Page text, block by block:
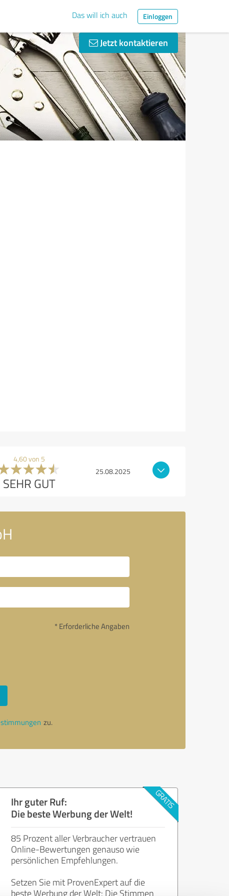
Das will ich auch Einloggen
Jetzt kontaktieren
4,60 von 5
SEHR GUT
25.08.2025
* Erforderliche Angaben
zu.
Ihr guter Ruf:
Die beste Werbung der Welt!
85 Prozent aller Verbraucher vertrauen
Online-Bewertungen genauso wie
persönlichen Empfehlungen.
Setzen Sie mit ProvenExpert auf die
beste Werbung der Welt: Die Stimmen